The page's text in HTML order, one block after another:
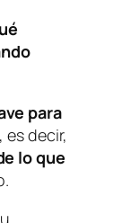
para
decir,
lo que